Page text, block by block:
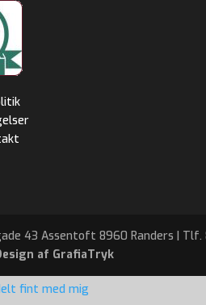
43 Assentoft 8960 Randers | Tlf.
af GrafiaTryk
fint med mig